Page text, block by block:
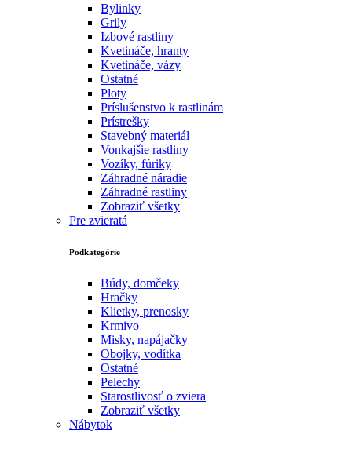
Bylinky
Grily
Izbové rastliny
Kvetináče, hranty
Kvetináče, vázy
Ostatné
Ploty
Príslušenstvo k rastlinám
Prístrešky
Stavebný materiál
Vonkajšie rastliny
Vozíky, fúriky
Záhradné náradie
Záhradné rastliny
Zobraziť všetky
Pre zvieratá
Podkategórie
Búdy, domčeky
Hračky
Klietky, prenosky
Krmivo
Misky, napájačky
Obojky, vodítka
Ostatné
Pelechy
Starostlivosť o zviera
Zobraziť všetky
Nábytok